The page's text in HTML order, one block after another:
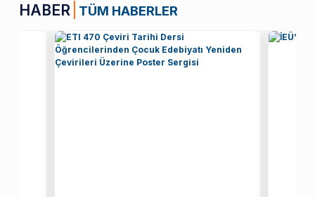
HABER TÜM HABERLER